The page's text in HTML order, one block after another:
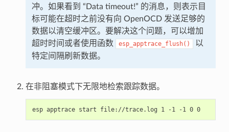
冲。如果看到 “Data timeout!” 的消息，则表示目
标可能在超时之前没有向 OpenOCD 发送足够的
数据以清空缓冲区。要解决这个问题，可以增加
超时时间或者使用函数
esp_apptrace_flush()
以
特定间隔刷新数据。
在非阻塞模式下无限地检索跟踪数据。
esp apptrace start file://trace.log 1 -1 -1 0 0